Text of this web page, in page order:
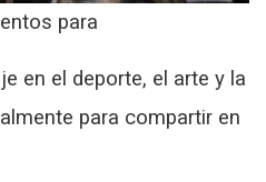
para
en el deporte, el arte y la
para compartir en